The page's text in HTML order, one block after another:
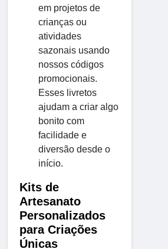
em projetos de
crianças ou
atividades
sazonais usando
nossos códigos
promocionais.
Esses livretos
ajudam a criar algo
bonito com
facilidade e
diversão desde o
início.
Kits de
Artesanato
Personalizados
para Criações
Únicas